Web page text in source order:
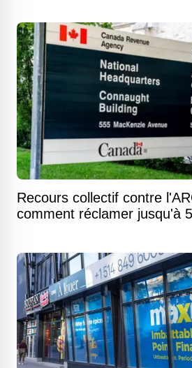
Recours collectif contre
comment réclamer jusqu'à